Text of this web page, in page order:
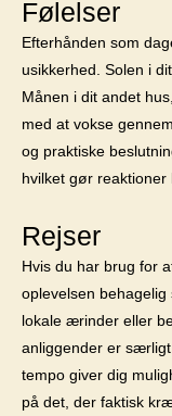
Følelser
Efterhånden som
usikkerhed. Solen i
Månen i dit andet
med at vokse
og praktiske
hvilket gør reaktioner
Rejser
Hvis du har brug for
oplevelsen
lokale ærinder eller
anliggender er
tempo giver dig
på det, der faktisk